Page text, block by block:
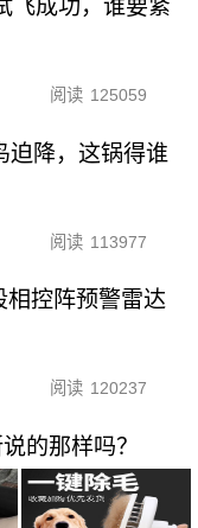
飞成功，谁要紧
阅读 125059
迫降，这锅得谁
阅读 113977
相控阵预警雷达
阅读 120237
的那样吗？